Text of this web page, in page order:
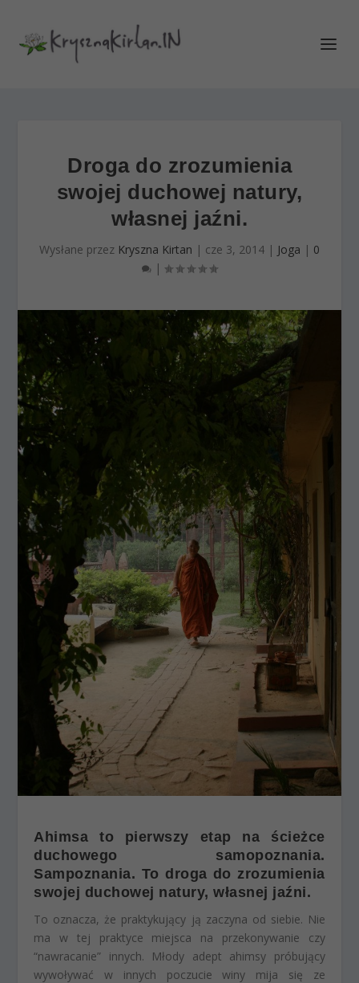
Droga do zrozumienia
swojej duchowej natury,
własnej jaźni.
Wysłane przez Kryszna Kirtan | cze 3, 2014 | Joga | 0
|
Ahimsa to pierwszy etap na ścieżce
duchowego samopoznania.
Sampoznania. To droga do zrozumienia
swojej duchowej natury, własnej jaźni.
To oznacza, że praktykujący ją zaczyna od siebie. Nie
ma w tej praktyce miejsca na przekonywanie czy
“nawracanie” innych. Młody adept ahimsy próbujący
wywoływać w innych poczucie winy mija się ze